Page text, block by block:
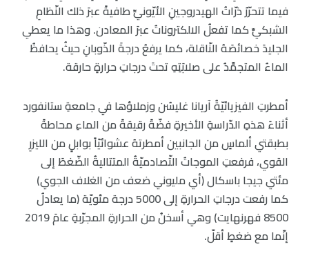
فيما تتحرّرُ ذرّاتُ الهيدروجينِ الأيّونيِّ طافيةً عبرَ ذلك النّظامِ
الشبكيِّ كما تفعلُ الالكتروناتُ عبرَ المعادن. وهذا ما يعطي
الجليدَ خصائصَهُ النّاقلة، كما يرفعُ درجةَ الذّوبانِ حيثُ يحافظُ
الماءُ المتجمِّدُ على صلابَتِهِ تحتَ درجاتِ حرارةٍ حارقة.
أمطرتِ الفيزيائيّةُ آريانا غليسُن وزملاؤها في جامعةِ ستانفورد
أثناءَ هذهِ الدّراسةِ الأخيرةِ فضّةً رقيقةً من الماءِ محاطةً
بطبقتي ألماسٍ من الجانبين أمطرتهُ عشوائيّاً بوابلٍ من الليزرِ
القوي، فرفعتِ الموجاتُ التّصادميّةُ المتتاليةُ الضّغطَ إلى
مئتي جيجا باسكال (أي مليوني ضعف من الغلاف الجوي)
كما رفعت درجاتِ الحرارةِ إلى 5000 درجة مئويّة (ما يعادلُ
8500 فهرنهايت) وهي أسخنُ من الحرارةِ المجرّبةِ عامَ 2019
إنّما مع ضغطٍ أقلّ.